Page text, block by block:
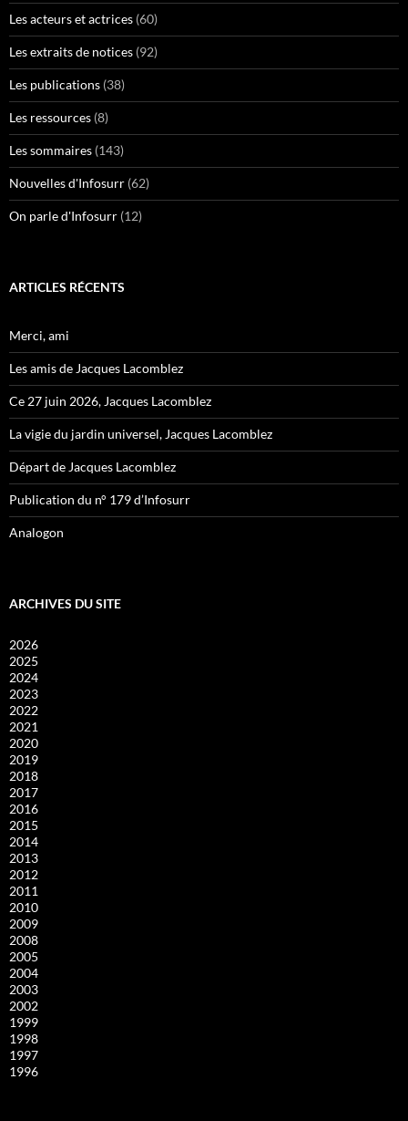
Les acteurs et actrices (60)
Les extraits de notices (92)
Les publications (38)
Les ressources (8)
Les sommaires (143)
Nouvelles d'Infosurr (62)
On parle d'Infosurr (12)
ARTICLES RÉCENTS
Merci, ami
Les amis de Jacques Lacomblez
Ce 27 juin 2026, Jacques Lacomblez
La vigie du jardin universel, Jacques Lacomblez
Départ de Jacques Lacomblez
Publication du n° 179 d’Infosurr
Analogon
ARCHIVES DU SITE
2026
2025
2024
2023
2022
2021
2020
2019
2018
2017
2016
2015
2014
2013
2012
2011
2010
2009
2008
2005
2004
2003
2002
1999
1998
1997
1996